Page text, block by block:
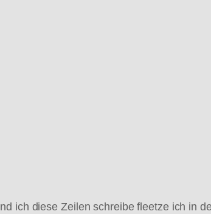
ich diese Zeilen schreibe fleetze ich in